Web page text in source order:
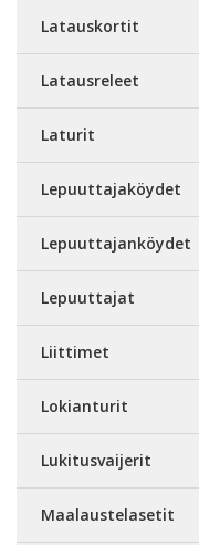
Latauskortit
Latausreleet
Laturit
Lepuuttajaköydet
Lepuuttajanköydet
Lepuuttajat
Liittimet
Lokianturit
Lukitusvaijerit
Maalaustelasetit